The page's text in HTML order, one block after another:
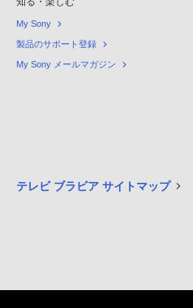
My Sony
製品のサポート登録
My Sony メールマガジン
テレビ ブラビア サイトマップ